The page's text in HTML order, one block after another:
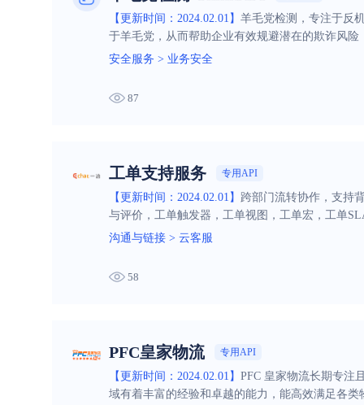
【更新时间：2024.02.01】 羊毛党检测，专注于反
于羊毛党，从而帮助企业有效规避潜在的欺诈风
安全服务 > 业务安全
87
工单支持服务 专用API
【更新时间：2024.02.01】 跨部门流转协作，支持
与评价，工单触发器，工单视图，工单宏，工单
沟通与链接 > 云客服
58
PFC皇家物流 专用API
【更新时间：2024.02.01】 PFC 皇家物流长期专注
域有着丰富的经验和卓越的能力，能高效满足各